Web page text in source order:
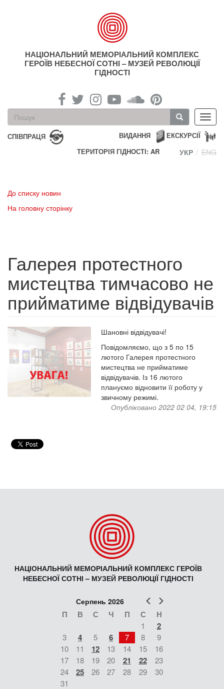
НАЦІОНАЛЬНИЙ МЕМОРІАЛЬНИЙ КОМПЛЕКС
ГЕРОЇВ НЕБЕСНОЇ СОТНІ – МУЗЕЙ РЕВОЛЮЦІЇ
ГІДНОСТІ
Пошукова
форма
Пошук
СПІВПРАЦЯ ЕКСКУРСІЇ
ВИДАННЯ
ТЕРИТОРІЯ ГІДНОСТІ: AR
УКР ENG
До списку новин
На головну сторінку
Галерея протестного
мистецтва тимчасово не
прийматиме відвідувачів
Шановні відвідувачі!
Повідомляємо, що з 5 по 15
лютого Галерея протестного
мистецтва не прийматиме
відвідувачів. Із 16 лютого
плануємо відновити її роботу у
звичному режимі.
Опубліковано 2022 02 04, 19:15
НАЦІОНАЛЬНИЙ МЕМОРІАЛЬНИЙ КОМПЛЕКС ГЕРОЇВ
НЕБЕСНОЇ СОТНІ – МУЗЕЙ РЕВОЛЮЦІЇ ГІДНОСТІ
Попер
Серпень 2026
П В С Ч П С Н
1 2
3 4 5 6 7 8
9
10
11 12 13 14 15
16
17
18 19 20 21 22
23
24
25 26 27 28 29
30
31